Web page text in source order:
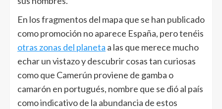
En los fragmentos del mapa que se han publicado
como promoción no aparece España, pero tenéis
otras zonas del planeta a las que merece mucho
echar un vistazo y descubrir cosas tan curiosas
como que Camerún proviene de gamba o
camarón en portugués, nombre que se dió al país
como indicativo de la abundancia de estos